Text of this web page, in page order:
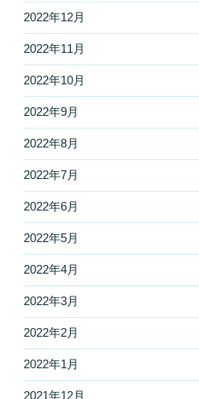
2022年12月
2022年11月
2022年10月
2022年9月
2022年8月
2022年7月
2022年6月
2022年5月
2022年4月
2022年3月
2022年2月
2022年1月
2021年12月